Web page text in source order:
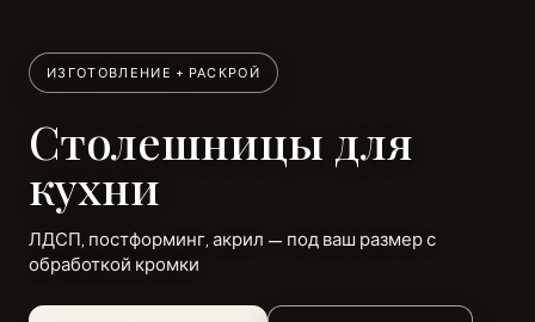
ИЗГОТОВЛЕНИЕ + РАСКРОЙ
Столешницы для
кухни
ЛДСП, постформинг, акрил — под ваш размер с
обработкой кромки